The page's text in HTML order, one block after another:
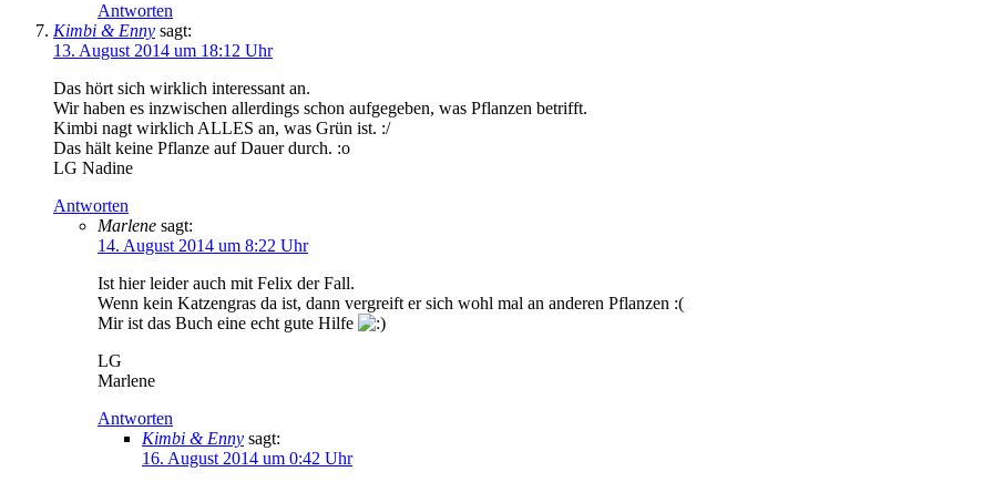
Antworten
Kimbi & Enny sagt:
13. August 2014 um 18:12 Uhr
Das hört sich wirklich interessant an.
Wir haben es inzwischen allerdings schon aufgegeben, was Pflanzen betrifft.
Kimbi nagt wirklich ALLES an, was Grün ist. :/
Das hält keine Pflanze auf Dauer durch. :o
LG Nadine
Antworten
Marlene sagt:
14. August 2014 um 8:22 Uhr
Ist hier leider auch mit Felix der Fall.
Wenn kein Katzengras da ist, dann vergreift er sich wohl mal an anderen Pflanzen :(
Mir ist das Buch eine echt gute Hilfe
LG
Marlene
Antworten
Kimbi & Enny sagt:
16. August 2014 um 0:42 Uhr